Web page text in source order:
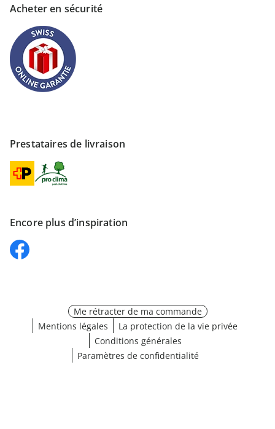
Acheter en sécurité
Prestataires de livraison
Encore plus d’inspiration
Me rétracter de ma commande
Mentions légales
La protection de la vie privée
Conditions générales
Paramètres de confidentialité